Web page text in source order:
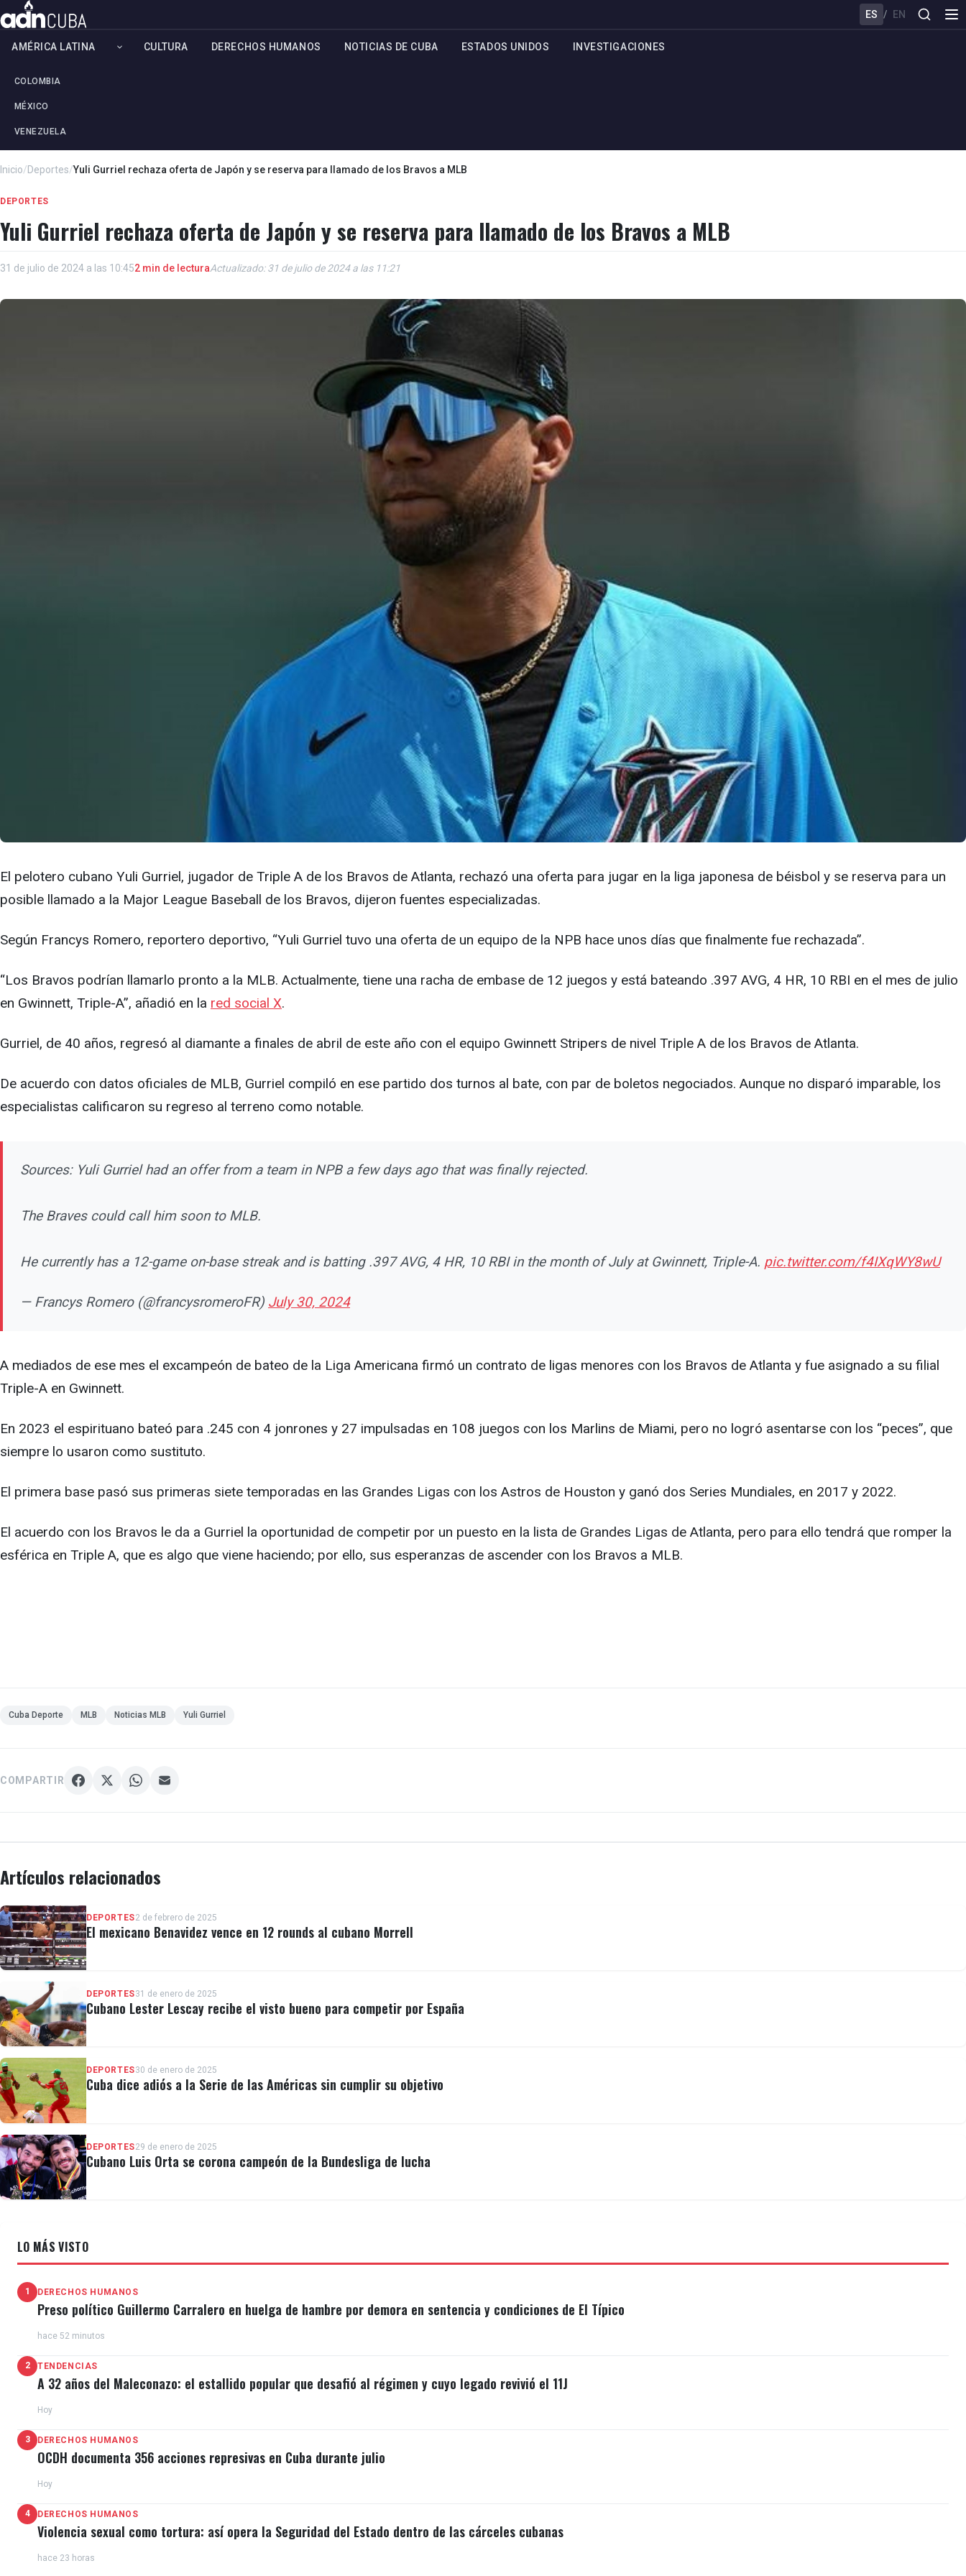
ES / EN
AMÉRICA LATINA
COLOMBIA
MÉXICO
VENEZUELA
CULTURA DERECHOS HUMANOS NOTICIAS DE CUBA ESTADOS UNIDOS INVESTIGACIONES
Inicio/Deportes/Yuli Gurriel rechaza oferta de Japón y se reserva para llamado de los Bravos a MLB
DEPORTES
Yuli Gurriel rechaza oferta de Japón y se reserva para llamado de los Bravos a MLB
31 de julio de 2024 a las 10:452 min de lecturaActualizado: 31 de julio de 2024 a las 11:21
El pelotero cubano Yuli Gurriel, jugador de Triple A de los Bravos de Atlanta, rechazó una oferta para jugar en la liga japonesa de béisbol y se reserva para un
posible llamado a la Major League Baseball de los Bravos, dijeron fuentes especializadas.
Según Francys Romero, reportero deportivo, “Yuli Gurriel tuvo una oferta de un equipo de la NPB hace unos días que finalmente fue rechazada”.
“Los Bravos podrían llamarlo pronto a la MLB. Actualmente, tiene una racha de embase de 12 juegos y está bateando .397 AVG, 4 HR, 10 RBI en el mes de julio
en Gwinnett, Triple-A”, añadió en la red social X.
Gurriel, de 40 años, regresó al diamante a finales de abril de este año con el equipo Gwinnett Stripers de nivel Triple A de los Bravos de Atlanta.
De acuerdo con datos oficiales de MLB, Gurriel compiló en ese partido dos turnos al bate, con par de boletos negociados. Aunque no disparó imparable, los
especialistas calificaron su regreso al terreno como notable.
Sources: Yuli Gurriel had an offer from a team in NPB a few days ago that was finally rejected.
The Braves could call him soon to MLB.
He currently has a 12-game on-base streak and is batting .397 AVG, 4 HR, 10 RBI in the month of July at Gwinnett, Triple-A. pic.twitter.com/f4IXqWY8wU
— Francys Romero (@francysromeroFR) July 30, 2024
A mediados de ese mes el excampeón de bateo de la Liga Americana firmó un contrato de ligas menores con los Bravos de Atlanta y fue asignado a su filial
Triple-A en Gwinnett.
En 2023 el espirituano bateó para .245 con 4 jonrones y 27 impulsadas en 108 juegos con los Marlins de Miami, pero no logró asentarse con los “peces”, que
siempre lo usaron como sustituto.
El primera base pasó sus primeras siete temporadas en las Grandes Ligas con los Astros de Houston y ganó dos Series Mundiales, en 2017 y 2022.
El acuerdo con los Bravos le da a Gurriel la oportunidad de competir por un puesto en la lista de Grandes Ligas de Atlanta, pero para ello tendrá que romper la
esférica en Triple A, que es algo que viene haciendo; por ello, sus esperanzas de ascender con los Bravos a MLB.
Cuba Deporte MLB Noticias MLB Yuli Gurriel
COMPARTIR
Artículos relacionados
DEPORTES2 de febrero de 2025
El mexicano Benavidez vence en 12 rounds al cubano Morrell
DEPORTES31 de enero de 2025
Cubano Lester Lescay recibe el visto bueno para competir por España
DEPORTES30 de enero de 2025
Cuba dice adiós a la Serie de las Américas sin cumplir su objetivo
DEPORTES29 de enero de 2025
Cubano Luis Orta se corona campeón de la Bundesliga de lucha
LO MÁS VISTO
1 DERECHOS HUMANOS
Preso político Guillermo Carralero en huelga de hambre por demora en sentencia y condiciones de El Típico
hace 52 minutos
2 TENDENCIAS
A 32 años del Maleconazo: el estallido popular que desafió al régimen y cuyo legado revivió el 11J
Hoy
3 DERECHOS HUMANOS
OCDH documenta 356 acciones represivas en Cuba durante julio
Hoy
4 DERECHOS HUMANOS
Violencia sexual como tortura: así opera la Seguridad del Estado dentro de las cárceles cubanas
hace 23 horas